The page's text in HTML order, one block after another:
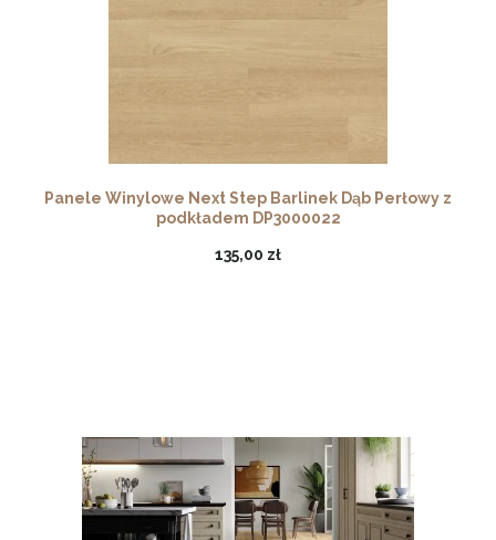
Panele Winylowe Next Step Barlinek Dąb Perłowy z
podkładem DP3000022
135,00 zł